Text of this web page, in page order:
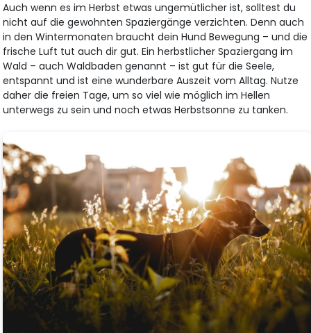
Auch wenn es im Herbst etwas ungemütlicher ist, solltest du
nicht auf die gewohnten Spaziergänge verzichten. Denn auch
in den Wintermonaten braucht dein Hund Bewegung – und die
frische Luft tut auch dir gut. Ein herbstlicher Spaziergang im
Wald – auch Waldbaden genannt – ist gut für die Seele,
entspannt und ist eine wunderbare Auszeit vom Alltag. Nutze
daher die freien Tage, um so viel wie möglich im Hellen
unterwegs zu sein und noch etwas Herbstsonne zu tanken.